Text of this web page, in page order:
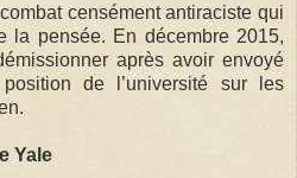
censément antiraciste qui
la pensée. En décembre 2015,
après avoir envoyé
de l’université sur les
Yale